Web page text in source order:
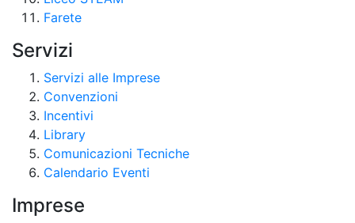
Farete
Servizi
Servizi alle Imprese
Convenzioni
Incentivi
Library
Comunicazioni Tecniche
Calendario Eventi
Imprese